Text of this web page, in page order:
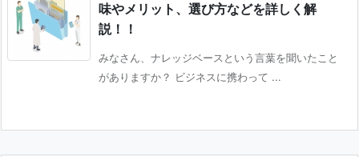
味やメリット、選び方などを詳しく解
説！！
みなさん、ナレッジベースという言葉を聞いたこと
がありますか？ ビジネスに携わって ...